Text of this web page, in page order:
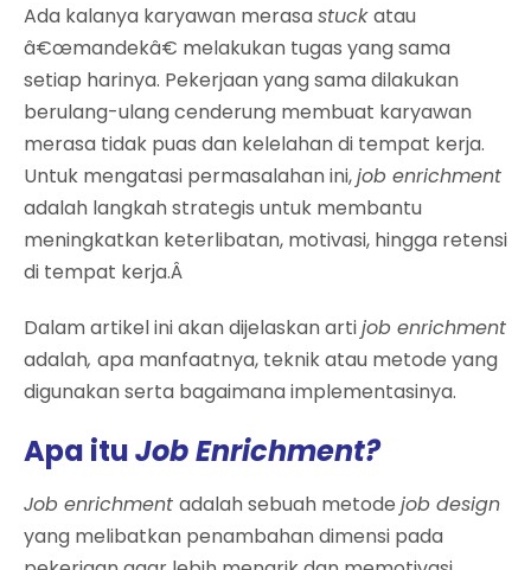
Ada kalanya karyawan merasastuckatau
â€œmandekâ€ melakukan tugas yang sama
setiap harinya. Pekerjaan yang sama dilakukan
berulang-ulang cenderung membuat karyawan
merasa tidak puas dan kelelahan di tempat kerja.
Untuk mengatasi permasalahan ini,job enrichment
adalah langkah strategis untuk membantu
meningkatkan keterlibatan, motivasi, hingga retensi
di tempat kerja.Â
Dalam artikel ini akan dijelaskan artijob enrichment
adalah, apa manfaatnya, teknik atau metode yang
digunakan serta bagaimana implementasinya.
Apa ituJob Enrichment?
Job enrichment adalah sebuah metode job design
yang melibatkan penambahan dimensi pada